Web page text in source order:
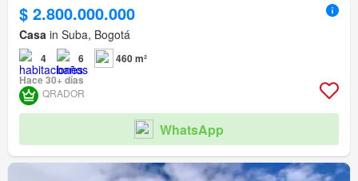
$ 2.800.000.000
Casa in Suba, Bogotá
4 6
460 m²
Hace 30+ días
QRADOR
WhatsApp